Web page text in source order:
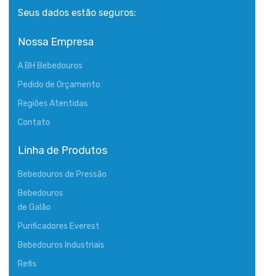
Seus dados estão seguros:
Nossa Empresa
A BH Bebedouros
Pedido de Orçamento
Regiões Atentidas
Contato
Linha de Produtos
Bebedouros de Pressão
Bebedouros
de Galão
Purificadores Everest
Bebedouros Industriais
Refis